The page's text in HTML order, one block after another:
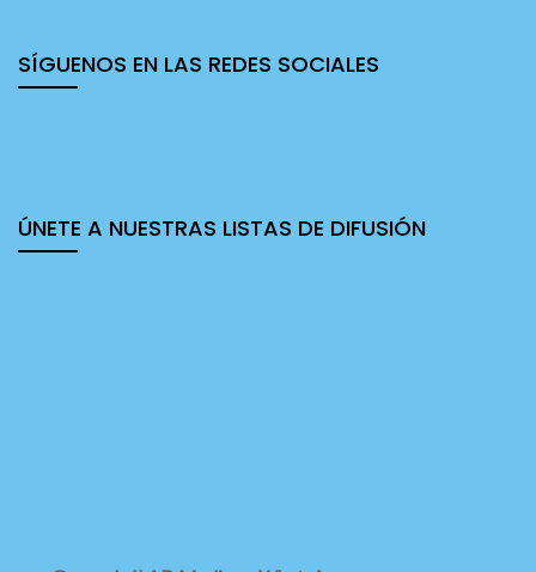
SÍGUENOS EN LAS REDES SOCIALES
ÚNETE A NUESTRAS LISTAS DE DIFUSIÓN